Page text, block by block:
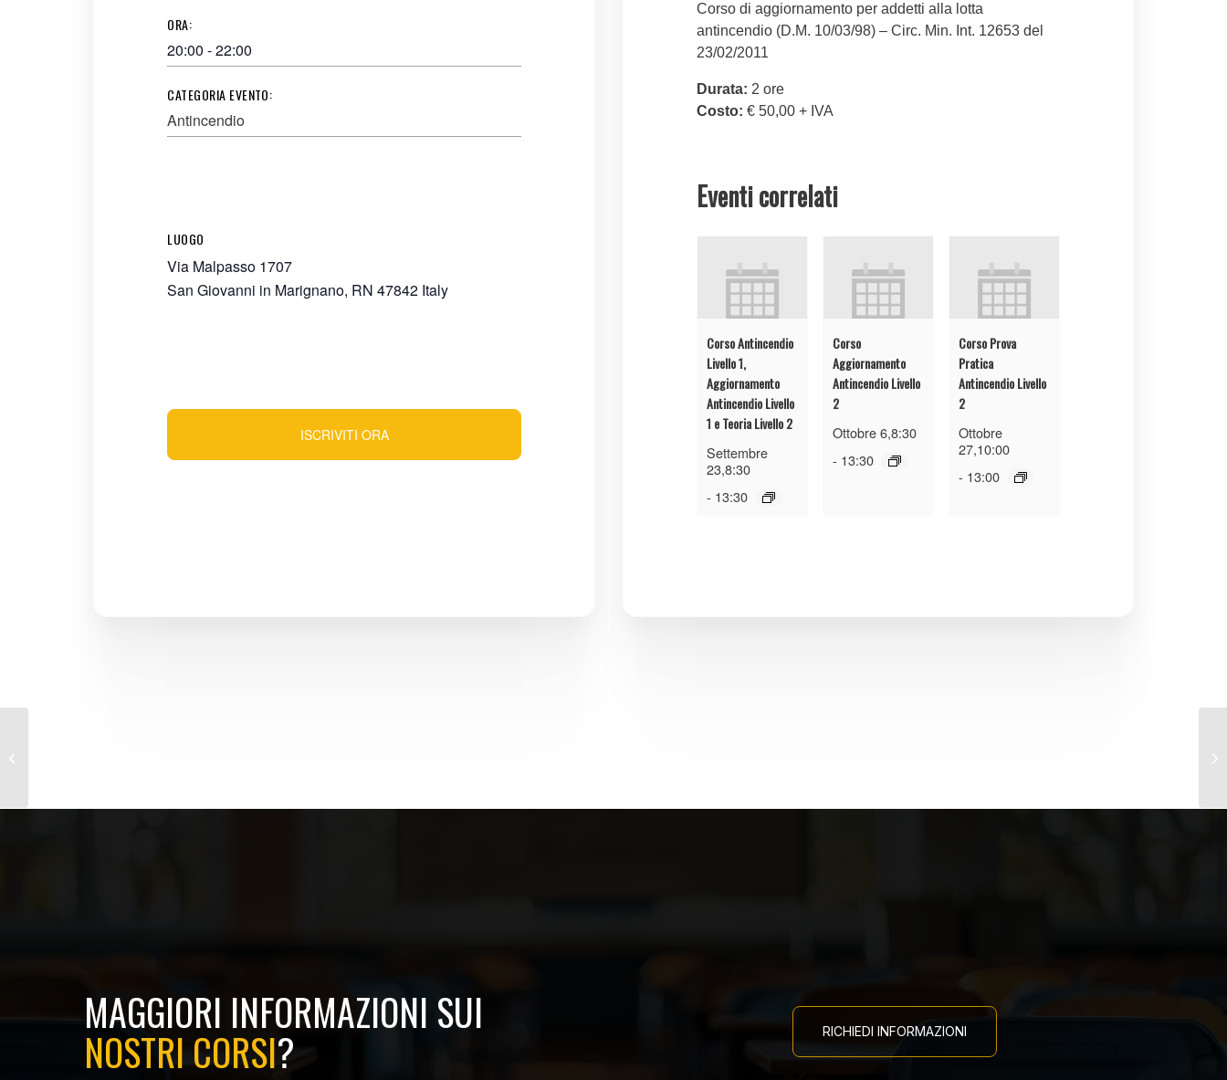
Corso di aggiornamento per addetti alla lotta
antincendio (D.M. 10/03/98) – Circ. Min. Int. 12653 del
23/02/2011
Durata: 2 ore
Costo: € 50,00 + IVA
Eventi correlati
Corso Antincendio
Livello 1,
Aggiornamento
Antincendio Livello
1 e Teoria Livello 2
Settembre
23,8:30
- 13:30
Corso
Aggiornamento
Antincendio Livello
2
Ottobre 6,8:30
- 13:30
Corso Prova
Pratica
Antincendio Livello
2
Ottobre
27,10:00
- 13:00
ORA:
20:00 - 22:00
CATEGORIA EVENTO:
Antincendio
LUOGO
Via Malpasso 1707
San Giovanni in Marignano, RN 47842 Italy
ISCRIVITI ORA
MAGGIORI INFORMAZIONI SUI
NOSTRI CORSI? RICHIEDI INFORMAZIONI